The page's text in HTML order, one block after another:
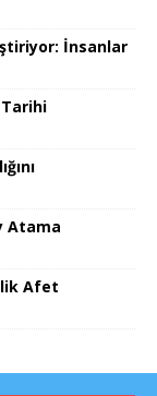
İnsanlar
Tarihi
Atama
Afet